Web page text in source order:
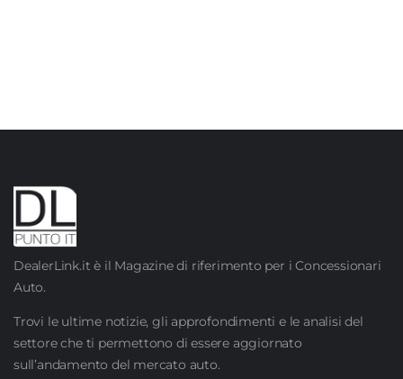
DealerLink.it è il Magazine di riferimento per i Concessionari
Auto.
Trovi le ultime notizie, gli approfondimenti e le analisi del
settore che ti permettono di essere aggiornato
sull’andamento del mercato auto.